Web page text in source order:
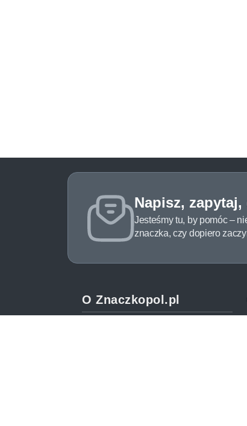
Napisz,
Jesteśmy tu, by pomóc –
znaczka, czy dopiero
O Znaczkopol.pl